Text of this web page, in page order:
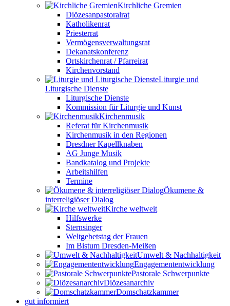
Kirchliche Gremien
Diözesanpastoralrat
Katholikenrat
Priesterrat
Vermögensverwaltungsrat
Dekanatskonferenz
Ortskirchenrat / Pfarreirat
Kirchenvorstand
Liturgie und
Liturgische Dienste
Liturgische Dienste
Kommission für Liturgie und Kunst
Kirchenmusik
Referat für Kirchenmusik
Kirchenmusik in den Regionen
Dresdner Kapellknaben
AG Junge Musik
Bandkatalog und Projekte
Arbeitshilfen
Termine
Ökumene &
interreligiöser Dialog
Kirche weltweit
Hilfswerke
Sternsinger
Weltgebetstag der Frauen
Im Bistum Dresden-Meißen
Umwelt & Nachhaltigkeit
Engagemententwicklung
Pastorale Schwerpunkte
Diözesanarchiv
Domschatzkammer
gut informiert